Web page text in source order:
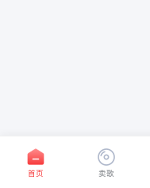
首页 卖歌